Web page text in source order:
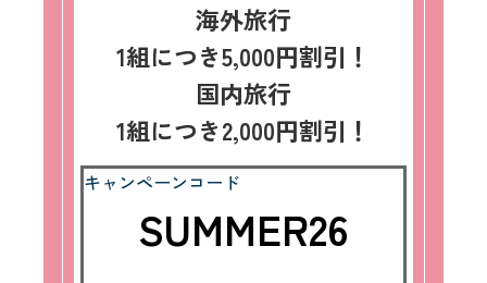
海外旅行
1組につき5,000円割引！
国内旅行
1組につき2,000円割引！
キャンペーンコード
SUMMER26